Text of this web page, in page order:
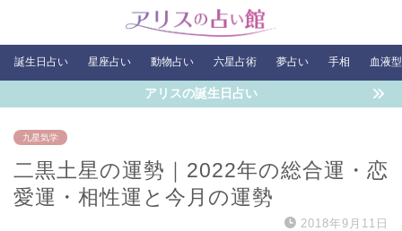
誕生日占い 星座占い 動物占い 六星占術 夢占い 手相 血液
アリスの誕生日占い
九星気学
二黒土星の運勢｜2022年の総合運・恋
愛運・相性運と今月の運勢
2018年9月11日